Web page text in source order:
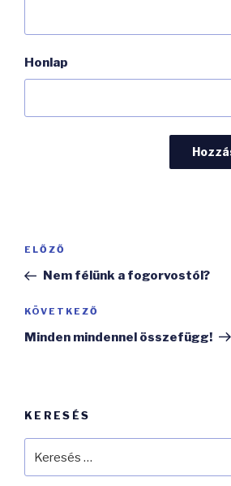
Honlap
Bejegyzés
Korábbi
bejegyzés
ELŐZŐ
Nem félünk a fogorvostól?
Következő
bejegyzés
KÖVETKEZŐ
Minden mindennel összefügg!
KERESÉS